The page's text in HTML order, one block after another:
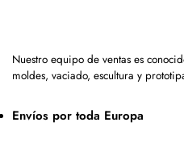
Nuestro equipo de ventas es
moldes, vaciado, escultura y
Envíos por toda Europa